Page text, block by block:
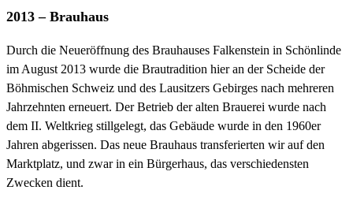
2013 – Brauhaus
Durch die Neueröffnung des Brauhauses Falkenstein in Schönlinde
im August 2013 wurde die Brautradition hier an der Scheide der
Böhmischen Schweiz und des Lausitzers Gebirges nach mehreren
Jahrzehnten erneuert. Der Betrieb der alten Brauerei wurde nach
dem II. Weltkrieg stillgelegt, das Gebäude wurde in den 1960er
Jahren abgerissen. Das neue Brauhaus transferierten wir auf den
Marktplatz, und zwar in ein Bürgerhaus, das verschiedensten
Zwecken dient.